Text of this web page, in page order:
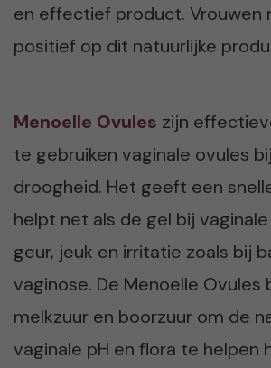
en effectief product. Vrouwen
positief op dit natuurlijke
Menoelle Ovules zijn
te gebruiken vaginale ovules
droogheid. Het geeft een
helpt net als de gel bij
geur, jeuk en irritatie zoals bij
vaginose. De Menoelle
melkzuur en boorzuur om de
vaginale pH en flora te helpen